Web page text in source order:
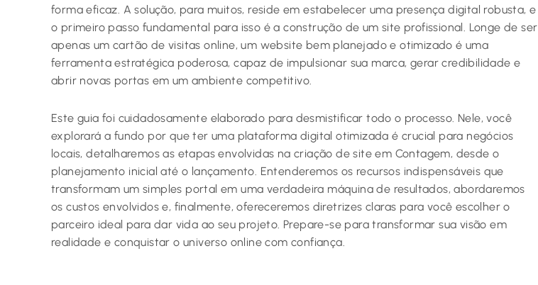
forma eficaz. A solução, para muitos, reside em estabelecer uma presença digital robusta, e
o primeiro passo fundamental para isso é a construção de um site profissional. Longe de ser
apenas um cartão de visitas online, um website bem planejado e otimizado é uma
ferramenta estratégica poderosa, capaz de impulsionar sua marca, gerar credibilidade e
abrir novas portas em um ambiente competitivo.
Este guia foi cuidadosamente elaborado para desmistificar todo o processo. Nele, você
explorará a fundo por que ter uma plataforma digital otimizada é crucial para negócios
locais, detalharemos as etapas envolvidas na criação de site em Contagem, desde o
planejamento inicial até o lançamento. Entenderemos os recursos indispensáveis que
transformam um simples portal em uma verdadeira máquina de resultados, abordaremos
os custos envolvidos e, finalmente, ofereceremos diretrizes claras para você escolher o
parceiro ideal para dar vida ao seu projeto. Prepare-se para transformar sua visão em
realidade e conquistar o universo online com confiança.